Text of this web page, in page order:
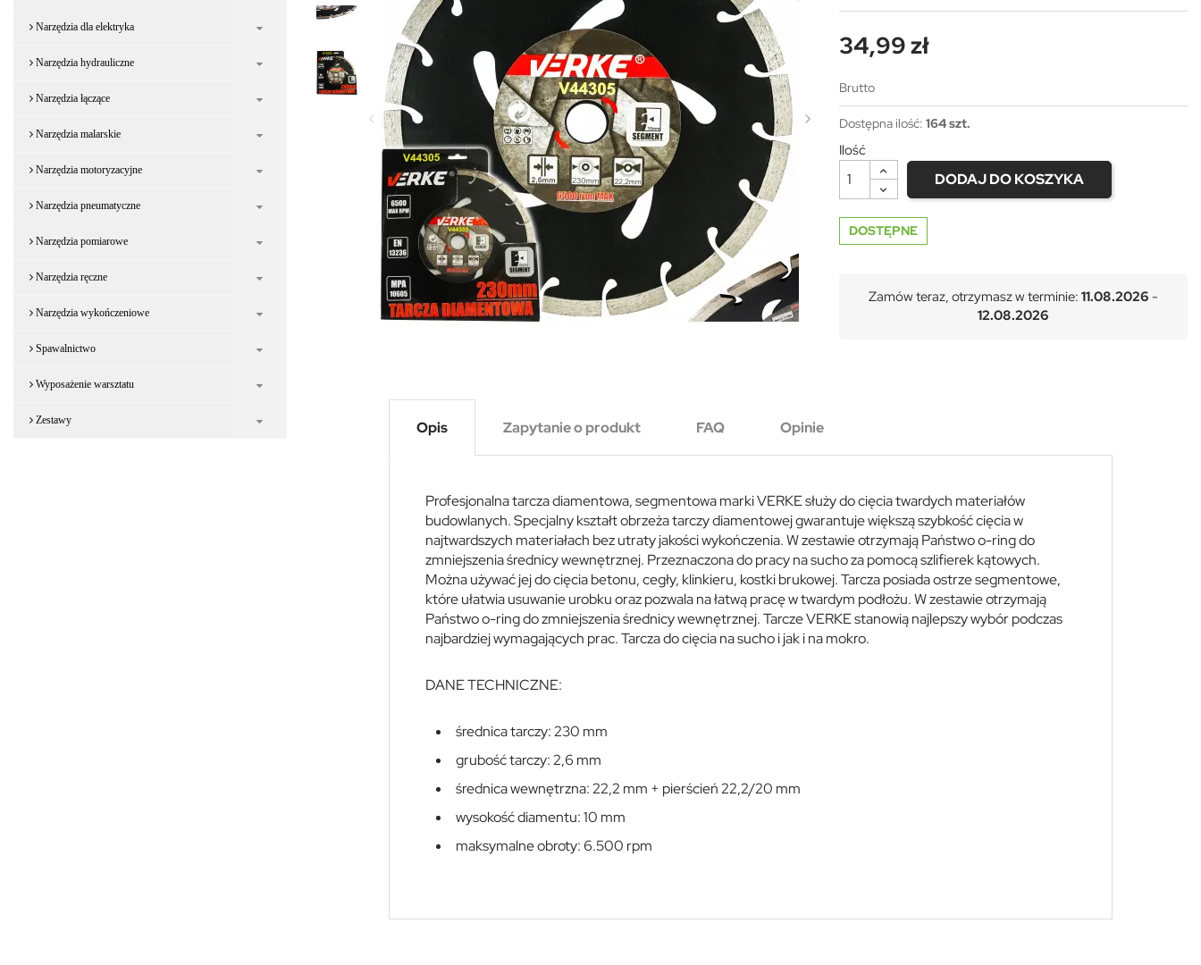
Narzędzia dla elektryka
Narzędzia hydrauliczne
Narzędzia łączące
Narzędzia malarskie
Narzędzia motoryzacyjne
Narzędzia pneumatyczne
Narzędzia pomiarowe
Narzędzia ręczne
Narzędzia wykończeniowe
Spawalnictwo
Wyposażenie warsztatu
Zestawy
34,99 zł
Brutto
Dostępna ilość: 164 szt.
Ilość
DODAJ DO KOSZYKA
DOSTĘPNE
Zamów teraz, otrzymasz w terminie: 11.08.2026 -
12.08.2026
Opis Zapytanie o produkt FAQ Opinie
Profesjonalna tarcza diamentowa, segmentowa marki VERKE służy do cięcia twardych materiałów
budowlanych. Specjalny kształt obrzeża tarczy diamentowej gwarantuje większą szybkość cięcia w
najtwardszych materiałach bez utraty jakości wykończenia. W zestawie otrzymają Państwo o-ring do
zmniejszenia średnicy wewnętrznej. Przeznaczona do pracy na sucho za pomocą szlifierek kątowych.
Można używać jej do cięcia betonu, cegły, klinkieru, kostki brukowej. Tarcza posiada ostrze segmentowe,
które ułatwia usuwanie urobku oraz pozwala na łatwą pracę w twardym podłożu. W zestawie otrzymają
Państwo o-ring do zmniejszenia średnicy wewnętrznej. Tarcze VERKE stanowią najlepszy wybór podczas
najbardziej wymagających prac. Tarcza do cięcia na sucho i jak i na mokro.
DANE TECHNICZNE:
średnica tarczy: 230 mm
grubość tarczy: 2,6 mm
średnica wewnętrzna: 22,2 mm + pierścień 22,2/20 mm
wysokość diamentu: 10 mm
maksymalne obroty: 6.500 rpm